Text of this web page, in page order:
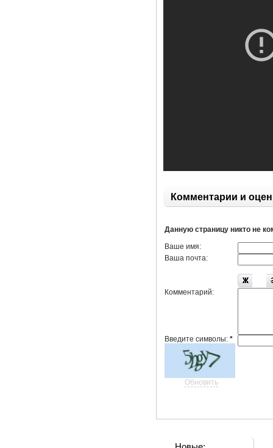
Комментарии и
Данную страницу никто не
Ваше имя:
Ваша почта:
Комментарий:
Введите символы:*
Обновить